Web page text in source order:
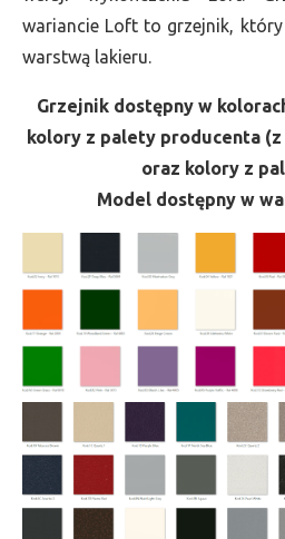
wariancie Loft to grzejnik,
warstwą lakieru.
Grzejnik dostępny w
kolory z palety producenta
oraz kolory z
Model dostępny w